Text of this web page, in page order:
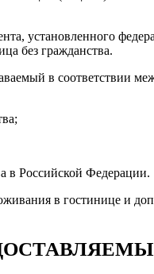
установленного
без гражданства.
в соответствии
в Российской Федерации.
в гостинице и